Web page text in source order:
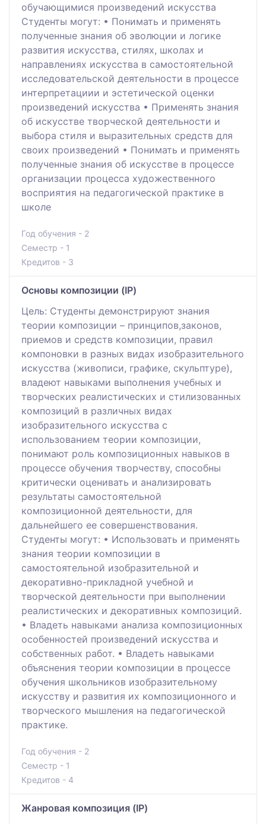
обучающимися произведений искусства
Студенты могут: • Понимать и применять
полученные знания об эволюции и логике
развития искусства, стилях, школах и
направлениях искусства в самостоятельной
исследовательской деятельности в процессе
интерпретациии и эстетической оценки
произведений искусства • Применять знания
об искусстве творческой деятельности и
выбора стиля и выразительных средств для
своих произведений • Понимать и применять
полученные знания об искусстве в процессе
организации процесса художественного
восприятия на педагогической практике в
школе
Год обучения - 2
Семестр - 1
Кредитов - 3
Основы композиции (IP)
Цель: Студенты демонстрируют знания
теории композиции – принципов,законов,
приемов и средств композиции, правил
компоновки в разных видах изобразительного
искусства (живописи, графике, скульптуре),
владеют навыками выполнения учебных и
творческих реалистических и стилизованных
композиций в различных видах
изобразительного искусства с
использованием теории композиции,
понимают роль композиционных навыков в
процессе обучения творчеству, способны
критически оценивать и анализировать
результаты самостоятельной
композиционной деятельности, для
дальнейшего ее совершенствования.
Студенты могут: • Использовать и применять
знания теории композиции в
самостоятельной изобразительной и
декоративно-прикладной учебной и
творческой деятельности при выполнении
реалистических и декоративных композиций.
• Владеть навыками анализа композиционных
особенностей произведений искусства и
собственных работ. • Владеть навыками
объяснения теории композиции в процессе
обучения школьников изобразительному
искусству и развития их композиционного и
творческого мышления на педагогической
практике.
Год обучения - 2
Семестр - 1
Кредитов - 4
Жанровая композиция (IP)